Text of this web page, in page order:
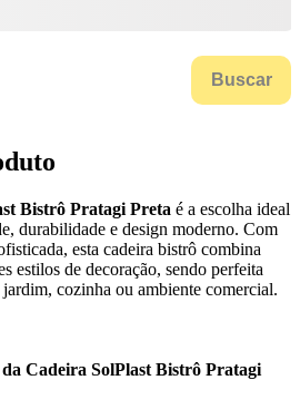
Buscar
Bistrô Pratagi Preta é a escolha ideal
durabilidade e design moderno. Com
esta cadeira bistrô combina
estilos de decoração, sendo perfeita
cozinha ou ambiente comercial.
Cadeira SolPlast Bistrô Pratagi